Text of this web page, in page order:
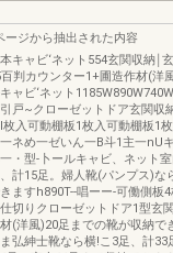
ージから抽出された内容
キャビ‘ネット554玄関収納￨
百判カウンター1+圃造作材(洋
ャビ‘ネット
戸~クローゼットドア玄関収
枚入可動棚板1枚入可動棚板1
ネめ一ゼいん一B斗1主一nU
・型-卜ールキャビ、ネット
、計15足。婦人靴(パンプス)な
ますh890T--唱ーー-可働側板
切りクローゼットドア1型玄
(洋風)20足までの靴が収納で
ま弘紳士靴なら横!こ3足、計